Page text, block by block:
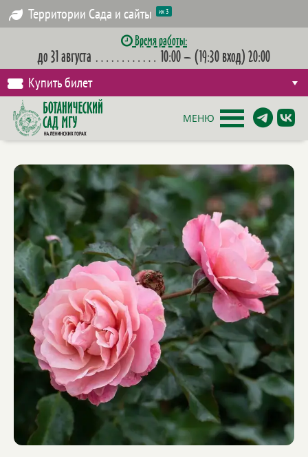
Территории Сада и сайты их 3
Время работы:
до 31 августа ………… 10:00 – (19:30 вход) 20:00
Купить билет
МЕНЮ